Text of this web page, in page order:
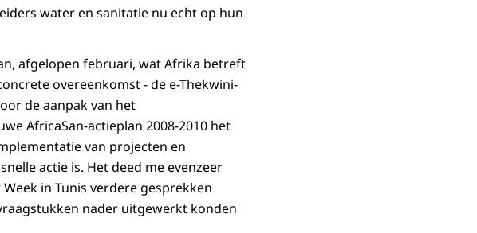
water en sanitatie nu echt op hun
afgelopen februari, wat Afrika betreft
overeenkomst - de e-Thekwini-
de aanpak van het
AfricaSan-actieplan 2008-2010 het
van projecten en
actie is. Het deed me evenzeer
in Tunis verdere gesprekken
nader uitgewerkt konden